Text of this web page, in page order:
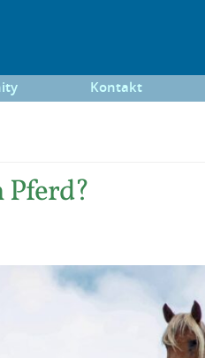
Kontakt